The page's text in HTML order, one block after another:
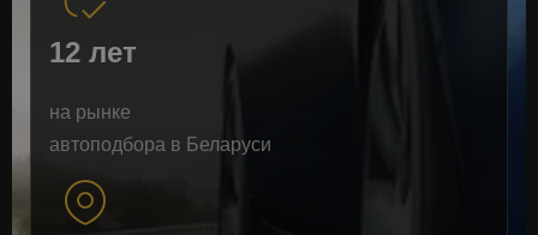
12 лет
на рынке
автоподбора в Беларуси